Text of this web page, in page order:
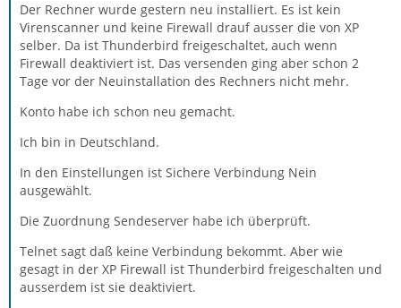
Der Rechner wurde gestern neu installiert. Es ist kein
Virenscanner und keine Firewall drauf ausser die von XP
selber. Da ist Thunderbird freigeschaltet, auch wenn
Firewall deaktiviert ist. Das versenden ging aber schon 2
Tage vor der Neuinstallation des Rechners nicht mehr.
Konto habe ich schon neu gemacht.
Ich bin in Deutschland.
In den Einstellungen ist Sichere Verbindung Nein
ausgewählt.
Die Zuordnung Sendeserver habe ich überprüft.
Telnet sagt daß keine Verbindung bekommt. Aber wie
gesagt in der XP Firewall ist Thunderbird freigeschalten und
ausserdem ist sie deaktiviert.